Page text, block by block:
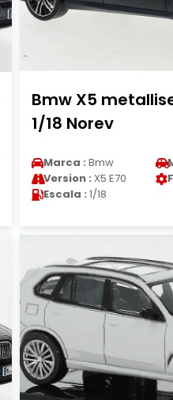
Bmw X5
1/18 Norev
Marca : Bmw
Version : X5 E70
Escala : 1/18